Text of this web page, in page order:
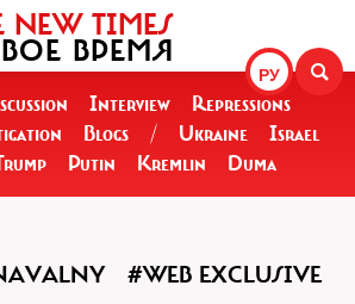
РУ
NEW TIMES
ВРЕМЯ
Interview
Repressions
Blogs / Ukraine
Israel
Putin Kremlin Duma
#WEB EXCLUSIVE